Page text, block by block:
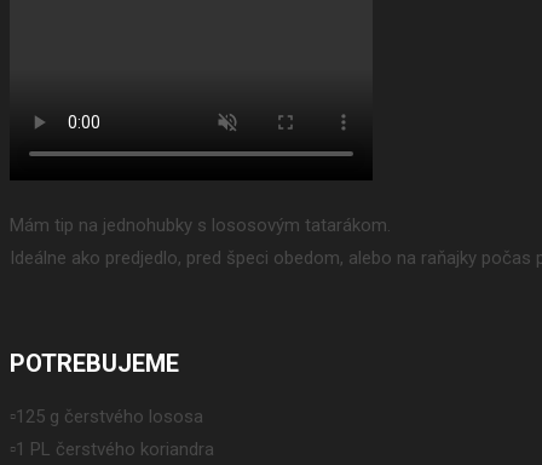
Mám tip na jednohubky s lososovým tatarákom.
Ideálne ako predjedlo, pred špeci obedom, alebo na raňajky
POTREBUJEME
▫️125 g čerstvého lososa
▫️1 PL čerstvého koriandra